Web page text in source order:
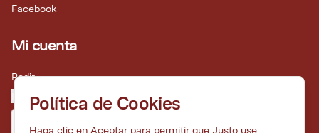
Facebook
Mi cuenta
Pedir
Iniciar sesión
Política de Cookies
Haga clic en Aceptar para permitir que Justo use